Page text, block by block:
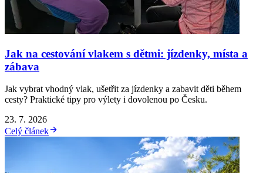
Jak na cestování vlakem s dětmi: jízdenky, místa a
zábava
Jak vybrat vhodný vlak, ušetřit za jízdenky a zabavit děti během
cesty? Praktické tipy pro výlety i dovolenou po Česku.
23. 7. 2026
Celý článek